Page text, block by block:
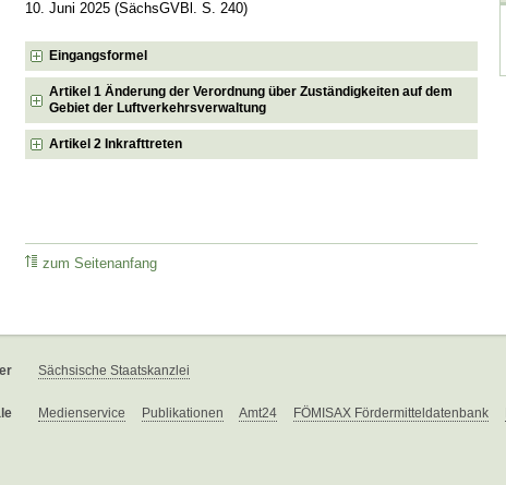
10. Juni 2025 (SächsGVBl. S. 240)
Eingangsformel
Artikel 1 Änderung der Verordnung über Zuständigkeiten auf dem
Gebiet der Luftverkehrsverwaltung
Artikel 2 Inkrafttreten
zum Seitenanfang
Sächsische Staatskanzlei
Medienservice Publikationen Amt24 FÖMISAX Fördermitteldatenbank